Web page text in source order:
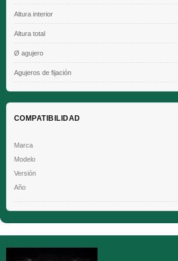
Altura interior
Altura total
Ø agujero
Agujeros de fijación
COMPATIBILIDAD